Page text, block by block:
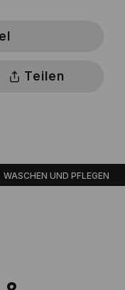
Teilen
WASCHEN UND PFLEGEN